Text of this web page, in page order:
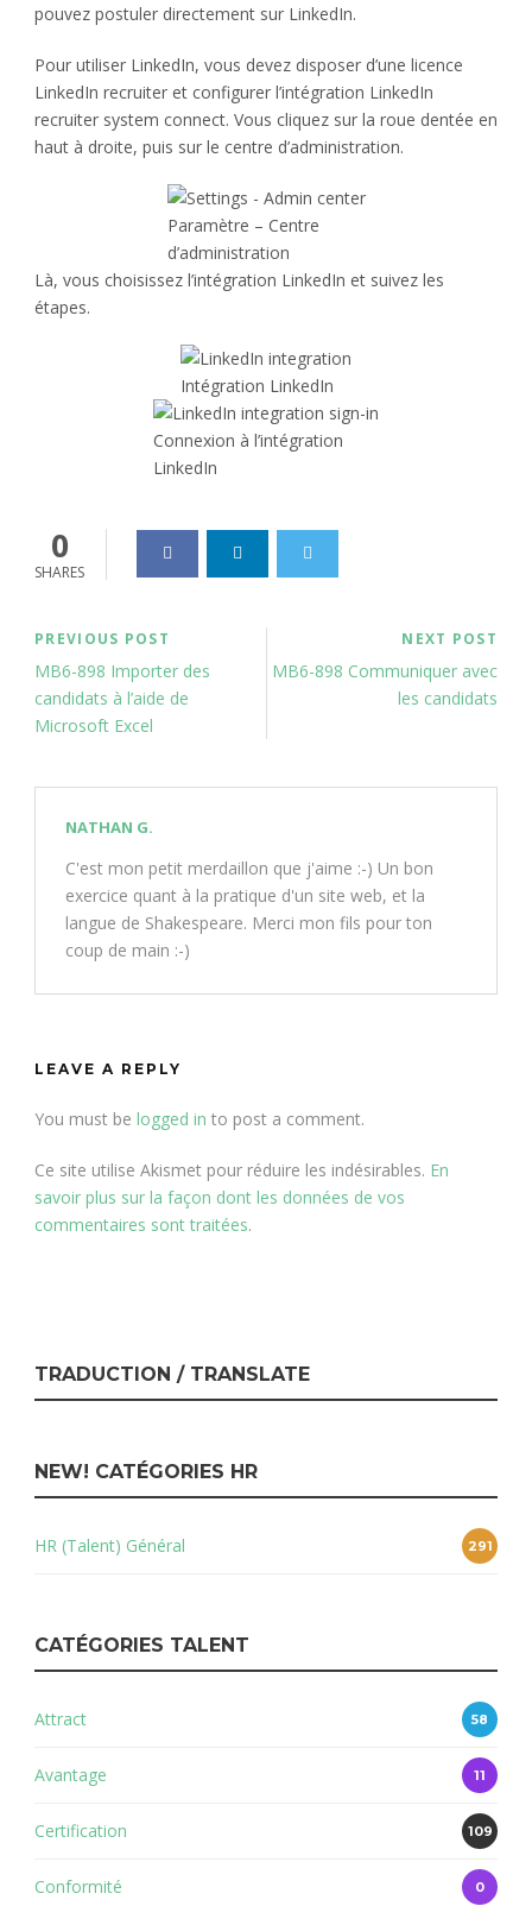
pouvez postuler directement sur LinkedIn.
Pour utiliser LinkedIn, vous devez disposer d’une licence
LinkedIn recruiter et configurer l’intégration LinkedIn
recruiter system connect. Vous cliquez sur la roue dentée en
haut à droite, puis sur le centre d’administration.
Paramètre – Centre
d’administration
Là, vous choisissez l’intégration LinkedIn et suivez les
étapes.
Intégration LinkedIn
Connexion à l’intégration
LinkedIn
0
SHARES
PREVIOUS POST
MB6-898 Importer des
candidats à l’aide de
Microsoft Excel
NEXT POST
MB6-898 Communiquer avec
les candidats
NATHAN G.
C'est mon petit merdaillon que j'aime :-) Un bon
exercice quant à la pratique d'un site web, et la
langue de Shakespeare. Merci mon fils pour ton
coup de main :-)
LEAVE A REPLY
You must be logged in to post a comment.
Ce site utilise Akismet pour réduire les indésirables. En
savoir plus sur la façon dont les données de vos
commentaires sont traitées.
TRADUCTION / TRANSLATE
NEW! CATÉGORIES HR
HR (Talent) Général 291
CATÉGORIES TALENT
Attract 58
Avantage 11
Certification 109
Conformité 0